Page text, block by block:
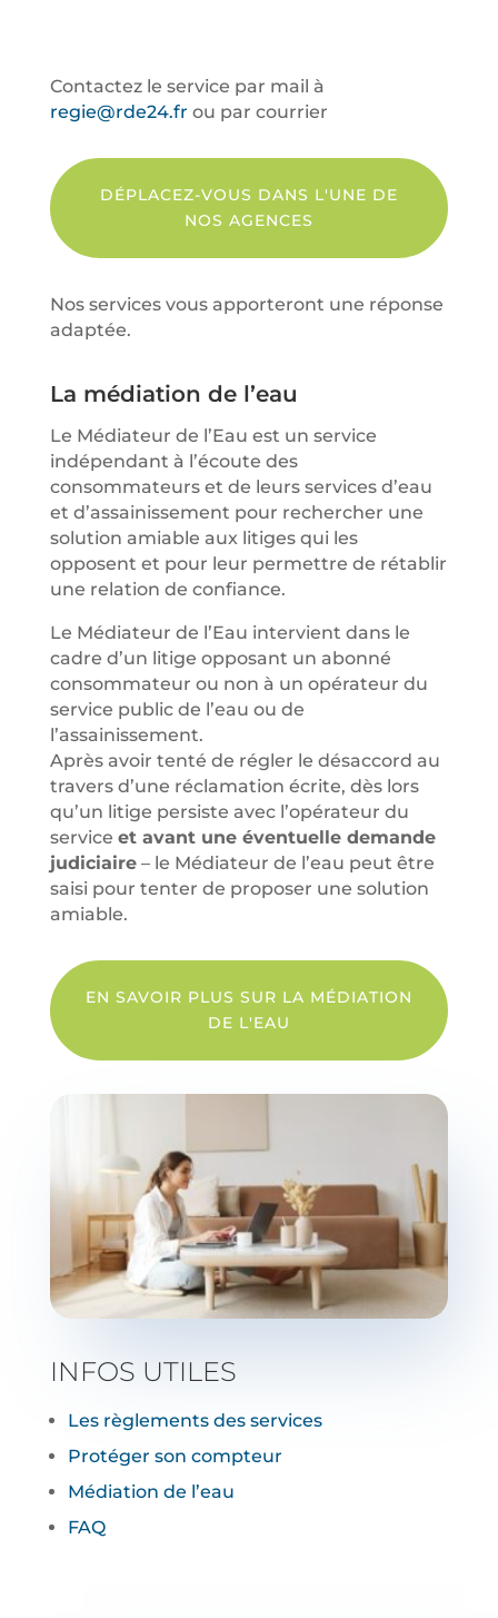
Contactez le service par mail à
regie@rde24.fr ou par courrier
DÉPLACEZ-VOUS DANS L'UNE DE
NOS AGENCES
Nos services vous apporteront une réponse
adaptée.
La médiation de l’eau
Le Médiateur de l’Eau est un service
indépendant à l’écoute des
consommateurs et de leurs services d’eau
et d’assainissement pour rechercher une
solution amiable aux litiges qui les
opposent et pour leur permettre de rétablir
une relation de confiance.
Le Médiateur de l’Eau intervient dans le
cadre d’un litige opposant un abonné
consommateur ou non à un opérateur du
service public de l’eau ou de
l’assainissement.
Après avoir tenté de régler le désaccord au
travers d’une réclamation écrite, dès lors
qu’un litige persiste avec l’opérateur du
service et avant une éventuelle demande
judiciaire– le Médiateur de l’eau peut être
saisi pour tenter de proposer une solution
amiable.
EN SAVOIR PLUS SUR LA MÉDIATION
DE L'EAU
INFOS UTILES
Les règlements des services
Protéger son compteur
Médiation de l’eau
FAQ